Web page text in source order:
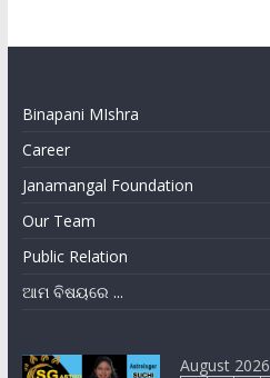
Binapani MIshra
Career
Janamangal Foundation
Our Team
Public Relation
ଆମ ବିଷୟରେ ...
August 2026